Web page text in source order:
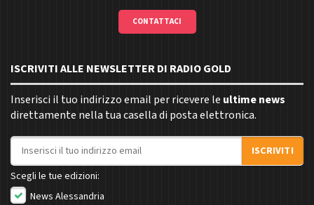
CONTATTACI
ISCRIVITI ALLE NEWSLETTER DI RADIO GOLD
Inserisci il tuo indirizzo email per ricevere le ultime news
direttamente nella tua casella di posta elettronica.
Indirizzo email
ISCRIVITI
Scegli le tue edizioni:
News Alessandria